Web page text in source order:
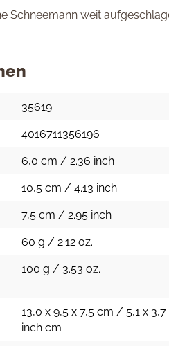
Schneemann weit
35619
4016711356196
6,0 cm / 2.36 inch
10,5 cm / 4.13 inch
7,5 cm / 2.95 inch
60 g / 2.12 oz.
100 g / 3.53 oz.
13,0 x 9,5 x 7,5 cm / 5,1 x 3,7
inch cm